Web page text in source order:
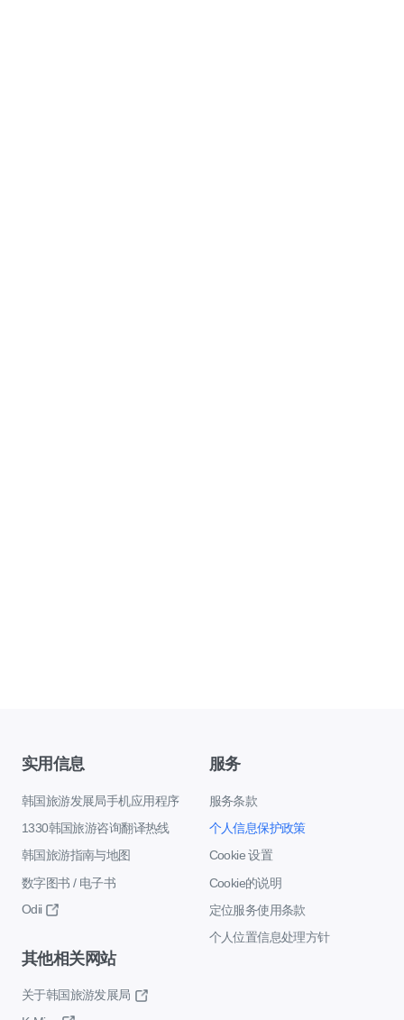
实用信息
韩国旅游发展局手机应用程序
1330韩国旅游咨询翻译热线
韩国旅游指南与地图
数字图书 / 电子书
Odii
服务
服务条款
个人信息保护政策
Cookie 设置
Cookie的说明
定位服务使用条款
个人位置信息处理方针
其他相关网站
关于韩国旅游发展局